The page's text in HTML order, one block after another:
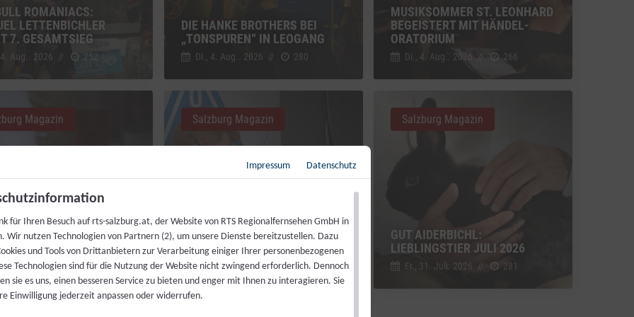
ROMANIACS:
LETTENBICHLER
7. GESAMTSIEG
Aug.. 2026 // 252
DIE HANKE BROTHERS BEI
„TONSPUREN“ IN LEOGANG
Di., 4. Aug.. 2026 // 280
MUSIKSOMMER ST. LEONHARD
BEGEISTERT MIT HÄNDEL-
ORATORIUM
Di., 4. Aug.. 2026 // 266
FÜR JEDERMANN:
SPENDIEREN
FESTMAHL
Aug.. 2026 // 230
Magazin
LIVEKONTAKT ZUR ISS
Fr., 31. Juli. 2026 // 216
Salzburg Magazin
GUT AIDERBICHL:
LIEBLINGSTIER JULI 2026
Fr., 31. Juli. 2026 // 281
Salzburg Magazin
Impressum Datenschutz
für Ihren Besuch auf rts-salzburg.at, der Website von RTS Regionalfernsehen GmbH in
Wir nutzen Technologien von Partnern (2), um unsere Dienste bereitzustellen. Dazu
und Tools von Drittanbietern zur Verarbeitung einiger Ihrer personenbezogenen
Technologien sind für die Nutzung der Website nicht zwingend erforderlich. Dennoch
sie es uns, einen besseren Service zu bieten und enger mit Ihnen zu interagieren. Sie
Einwilligung jederzeit anpassen oder widerrufen.